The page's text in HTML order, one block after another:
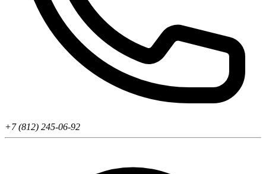
+7 (812) 245-06-92